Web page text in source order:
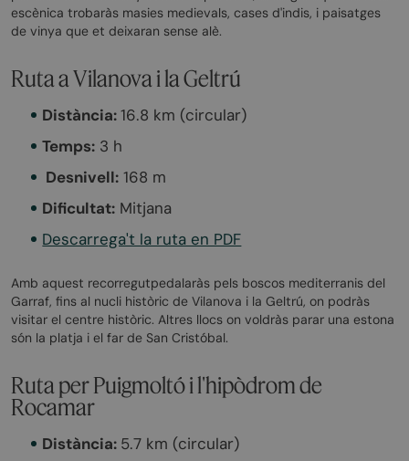
escènica trobaràs masies medievals, cases d'indis, i paisatges
de vinya que et deixaran sense alè.
Ruta a Vilanova i la Geltrú
Distància:16.8 km (circular)
Temps: 3 h
‍ Desnivell: 168 m ‍
Dificultat: Mitjana
Descarrega't la ruta en PDF
Amb aquest recorregutpedalaràs pels boscos mediterranis del
Garraf, fins al nucli històric de Vilanova i la Geltrú, on podràs
visitar el centre històric. Altres llocs on voldràs parar una estona
són la platja i el far de San Cristóbal.
Ruta per Puigmoltó i l'hipòdrom de
Rocamar
Distància: 5.7 km (circular)